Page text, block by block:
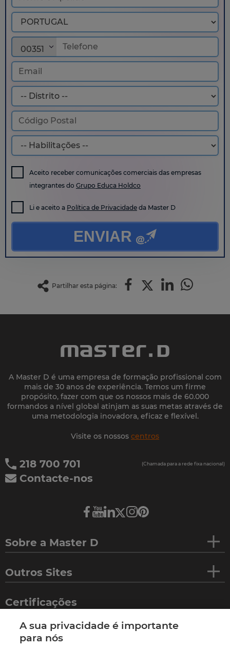
00351
Aceito receber comunicações comerciais das empresas
integrantes do Grupo Educa Holdco
Li e aceito a Política de Privacidade da Master D
ENVIAR
Partilhar esta página:
A Master D é uma empresa de formação profissional com
mais de 30 anos de experiência. Temos um firme
propósito, fazer com que os nossos mais de 60.000
formandos a nível global atinjam as suas metas através de
uma metodologia inovadora, eficaz e flexível.
Visite os nossos centros
218 700 701 (Chamada para a rede fixa nacional)
Contacte-nos
Sobre a Master D
Outros Sites
Certificações
A sua privacidade é importante
para nós